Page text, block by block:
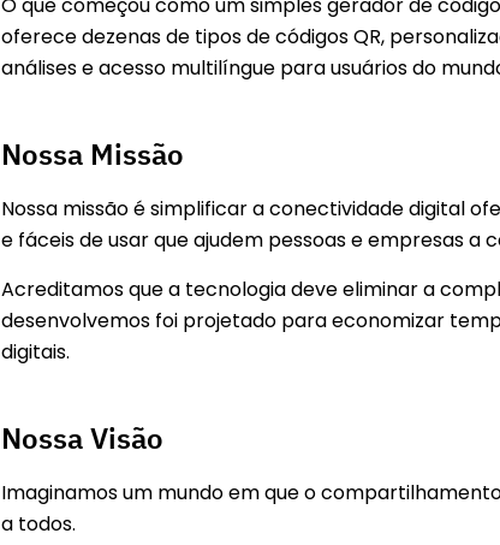
oferece dezenas de tipos de códigos QR,
análises e acesso multilíngue para usuários do
Nossa Missão
Nossa missão é simplificar a conectividade digital
e fáceis de usar que ajudem pessoas e empresas
Acreditamos que a tecnologia deve eliminar a
desenvolvemos foi projetado para economizar
digitais.
Nossa Visão
Imaginamos um mundo em que o
a todos.